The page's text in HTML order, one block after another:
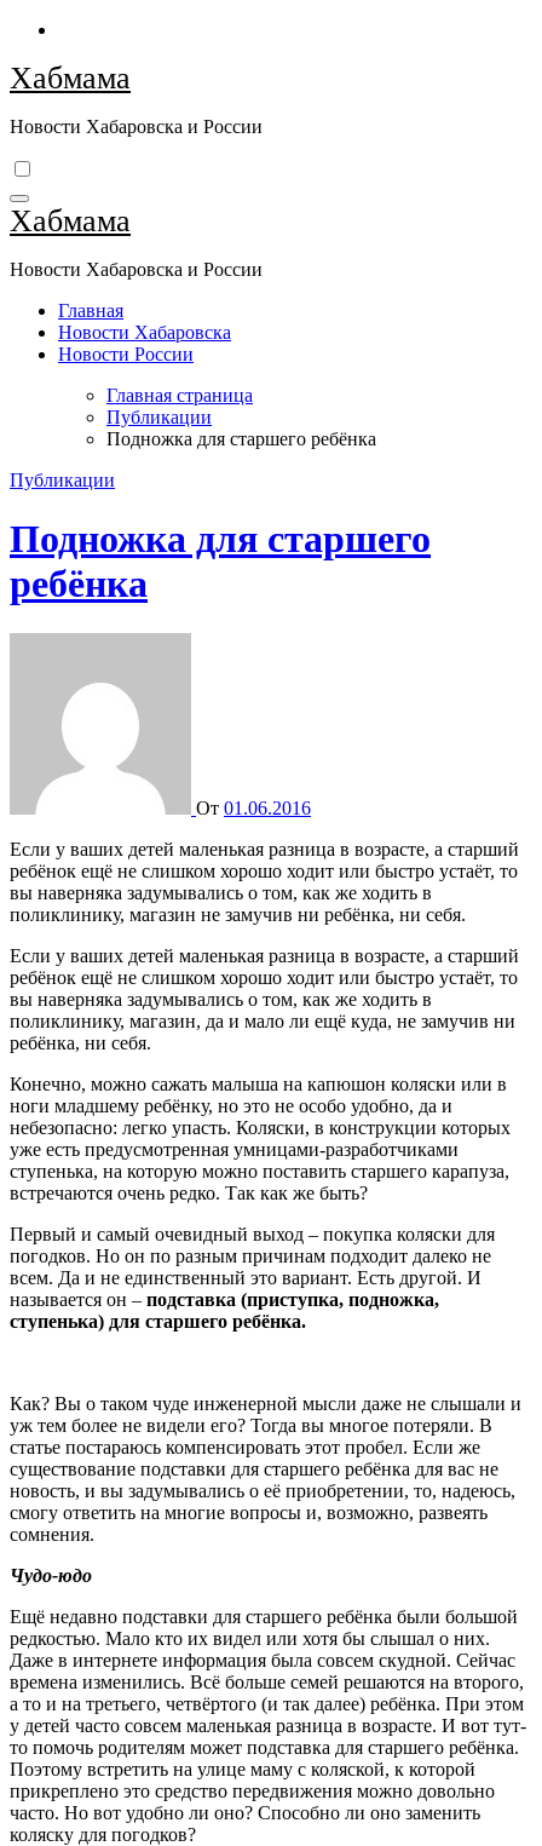
Перейти
содержимому
Хабмама
Новости Хабаровска и России
Хабмама
Новости Хабаровска и России
Главная
Новости Хабаровска
Новости России
Главная страница
Публикации
Подножка для старшего ребёнка
Публикации
Подножка для старшего
ребёнка
От 01.06.2016
Если у ваших детей маленькая разница в возрасте, а старший
ребёнок ещё не слишком хорошо ходит или быстро устаёт, то
вы наверняка задумывались о том, как же ходить в
поликлинику, магазин не замучив ни ребёнка, ни себя.
Если у ваших детей маленькая разница в возрасте, а старший
ребёнок ещё не слишком хорошо ходит или быстро устаёт, то
вы наверняка задумывались о том, как же ходить в
поликлинику, магазин, да и мало ли ещё куда, не замучив ни
ребёнка, ни себя.
Конечно, можно сажать малыша на капюшон коляски или в
ноги младшему ребёнку, но это не особо удобно, да и
небезопасно: легко упасть. Коляски, в конструкции которых
уже есть предусмотренная умницами-разработчиками
ступенька, на которую можно поставить старшего карапуза,
встречаются очень редко. Так как же быть?
Первый и самый очевидный выход – покупка коляски для
погодков. Но он по разным причинам подходит далеко не
всем. Да и не единственный это вариант. Есть другой. И
называется он – подставка (приступка, подножка,
ступенька) для старшего ребёнка.
Как? Вы о таком чуде инженерной мысли даже не слышали и
уж тем более не видели его? Тогда вы многое потеряли. В
статье постараюсь компенсировать этот пробел. Если же
существование подставки для старшего ребёнка для вас не
новость, и вы задумывались о её приобретении, то, надеюсь,
смогу ответить на многие вопросы и, возможно, развеять
сомнения.
Чудо-юдо
Ещё недавно подставки для старшего ребёнка были большой
редкостью. Мало кто их видел или хотя бы слышал о них.
Даже в интернете информация была совсем скудной. Сейчас
времена изменились. Всё больше семей решаются на второго,
а то и на третьего, четвёртого (и так далее) ребёнка. При этом
у детей часто совсем маленькая разница в возрасте. И вот тут-
то помочь родителям может подставка для старшего ребёнка.
Поэтому встретить на улице маму с коляской, к которой
прикреплено это средство передвижения можно довольно
часто. Но вот удобно ли оно? Способно ли оно заменить
коляску для погодков?